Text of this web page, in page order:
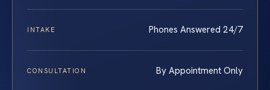
INTAKE Phones Answered 24/7
CONSULTATION By Appointment Only